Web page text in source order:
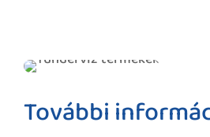
További